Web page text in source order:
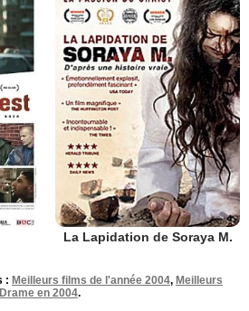
La Lapidation de Soraya M.
: Meilleurs films de l'année 2004, Meilleurs
en 2004.